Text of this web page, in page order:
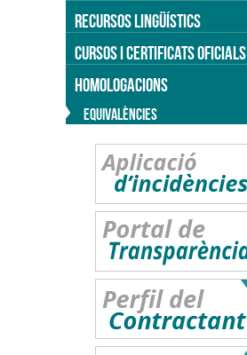
RECURSOS LINGÜÍSTICS
CURSOS I CERTIFICATS OFICIALS
HOMOLOGACIONS
EQUIVALÈNCIES